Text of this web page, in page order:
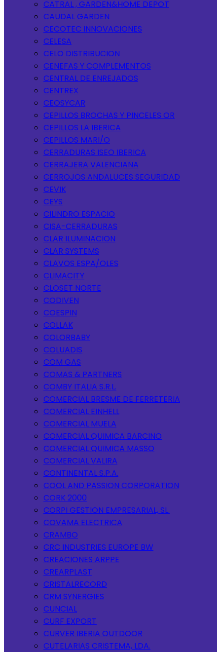
CATRAL , GARDEN&HOME DEPOT
CAUDAL GARDEN
CECOTEC INNOVACIONES
CELESA
CELO DISTRIBUCION
CENEFAS Y COMPLEMENTOS
CENTRAL DE ENREJADOS
CENTREX
CEOSYCAR
CEPILLOS BROCHAS Y PINCELES OR
CEPILLOS LA IBERICA
CEPILLOS MARI/O
CERRADURAS ISEO IBERICA
CERRAJERA VALENCIANA
CERROJOS ANDALUCES SEGURIDAD
CEVIK
CEYS
CILINDRO ESPACIO
CISA-CERRADURAS
CLAR ILUMINACION
CLAR SYSTEMS
CLAVOS ESPA/OLES
CLIMACITY
CLOSET NORTE
CODIVEN
COESPIN
COLLAK
COLORBABY
COLUADIS
COM GAS
COMAS & PARTNERS
COMBY ITALIA S.R.L.
COMERCIAL BRESME DE FERRETERIA
COMERCIAL EINHELL
COMERCIAL MUELA
COMERCIAL QUIMICA BARCINO
COMERCIAL QUIMICA MASSO
COMERCIAL VALIRA
CONTINENTAL S.P.A.
COOL AND PASSION CORPORATION
CORK 2000
CORPI GESTION EMPRESARIAL, SL.
COVAMA ELECTRICA
CRAMBO
CRC INDUSTRIES EUROPE BW
CREACIONES ARPPE
CREARPLAST
CRISTALRECORD
CRM SYNERGIES
CUNCIAL
CURF EXPORT
CURVER IBERIA OUTDOOR
CUTELARIAS CRISTEMA, LDA.